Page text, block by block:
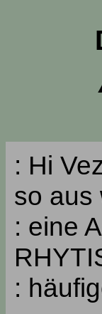
: Hi
so aus
: eine
: